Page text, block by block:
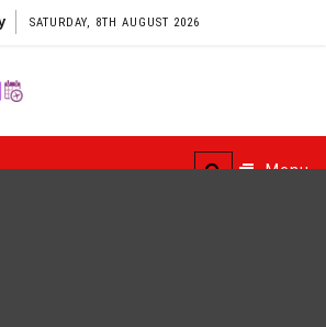
SATURDAY, 8TH AUGUST 2026
Avionom
Menu